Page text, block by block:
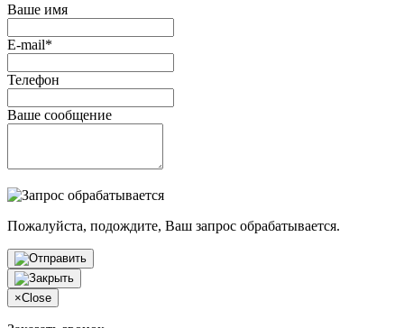
Ваше имя
E-mail*
Телефон
Ваше сообщение
Пожалуйста, подождите, Ваш запрос обрабатывается.
×Close